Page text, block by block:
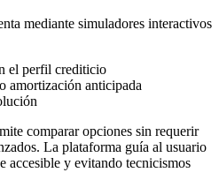
mediante simuladores interactivos
el perfil crediticio
amortización anticipada
comparar opciones sin requerir
La plataforma guía al usuario
accesible y evitando tecnicismos